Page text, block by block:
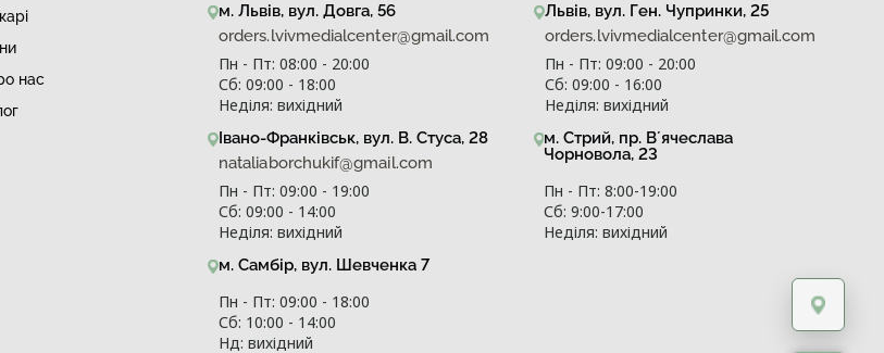
нас
м. Львів, вул. Довга, 56
orders.lvivmedialcenter@gmail.com
Пн - Пт: 08:00 - 20:00
Сб: 09:00 - 18:00
Неділя: вихідний
Львів, вул. Ген. Чупринки, 25
orders.lvivmedialcenter@gmail.com
Пн - Пт: 09:00 - 20:00
Сб: 09:00 - 16:00
Неділя: вихідний
Івано-Франківськ, вул. В. Стуса, 28
nataliaborchukif@gmail.com
Пн - Пт: 09:00 - 19:00
Сб: 09:00 - 14:00
Неділя: вихідний
м. Стрий, пр. Вʼячеслава
Чорновола, 23
Пн - Пт: 8:00-19:00
Сб: 9:00-17:00
Неділя: вихідний
м. Самбір, вул. Шевченка 7
Пн - Пт: 09:00 - 18:00
Сб: 10:00 - 14:00
Нд: вихідний